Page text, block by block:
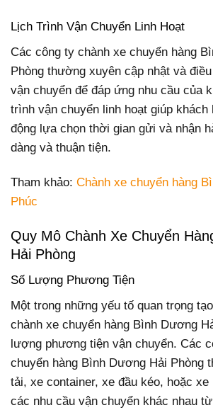
Lịch Trình Vận Chuyển Linh Hoạt
Các công ty chành xe chuyển hàng
Phòng thường xuyên cập nhật và
vận chuyển để đáp ứng nhu cầu của
trình vận chuyển linh hoạt giúp khách
động lựa chọn thời gian gửi và nhận
dàng và thuận tiện.
Tham khảo: Chành xe chuyển hàng
Phúc
Quy Mô Chành Xe Chuyển
Hải Phòng
Số Lượng Phương Tiện
Một trong những yếu tố quan trọng
chành xe chuyển hàng Bình Dương
lượng phương tiện vận chuyển. Các
chuyển hàng Bình Dương Hải Phòng
tải, xe container, xe đầu kéo, hoặc xe
các nhu cầu vận chuyển khác nhau